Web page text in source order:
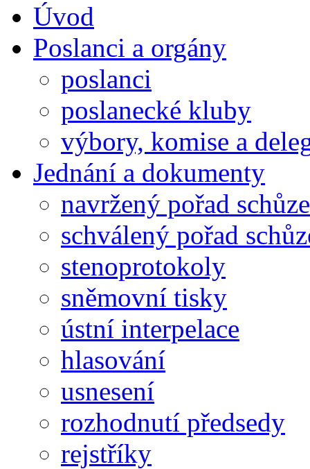
Úvod
Poslanci a orgány
poslanci
poslanecké kluby
výbory, komise a
Jednání a dokumenty
navržený pořad schůze
schválený pořad
stenoprotokoly
sněmovní tisky
ústní interpelace
hlasování
usnesení
rozhodnutí předsedy
rejstříky